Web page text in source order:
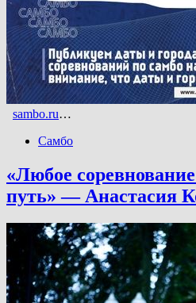
sambo.ru…
Самбо
«Любое
путь» — Анастасия